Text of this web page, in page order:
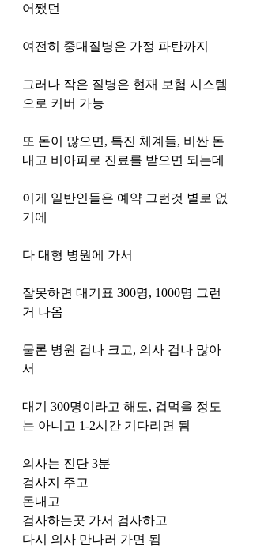
어쨌던
여전히 중대질병은 가정 파탄까지
그러나 작은 질병은 현재 보험 시스템
으로 커버 가능
또 돈이 많으면, 특진 체계들, 비싼 돈
내고 비아피로 진료를 받으면 되는데
이게 일반인들은 예약 그런것 별로 없
기에
다 대형 병원에 가서
잘못하면 대기표 300명, 1000명 그런
거 나옴
물론 병원 겁나 크고, 의사 겁나 많아
서
대기 300명이라고 해도, 겁먹을 정도
는 아니고 1-2시간 기다리면 됨
의사는 진단 3분
검사지 주고
돈내고
검사하는곳 가서 검사하고
다시 의사 만나러 가면 됨